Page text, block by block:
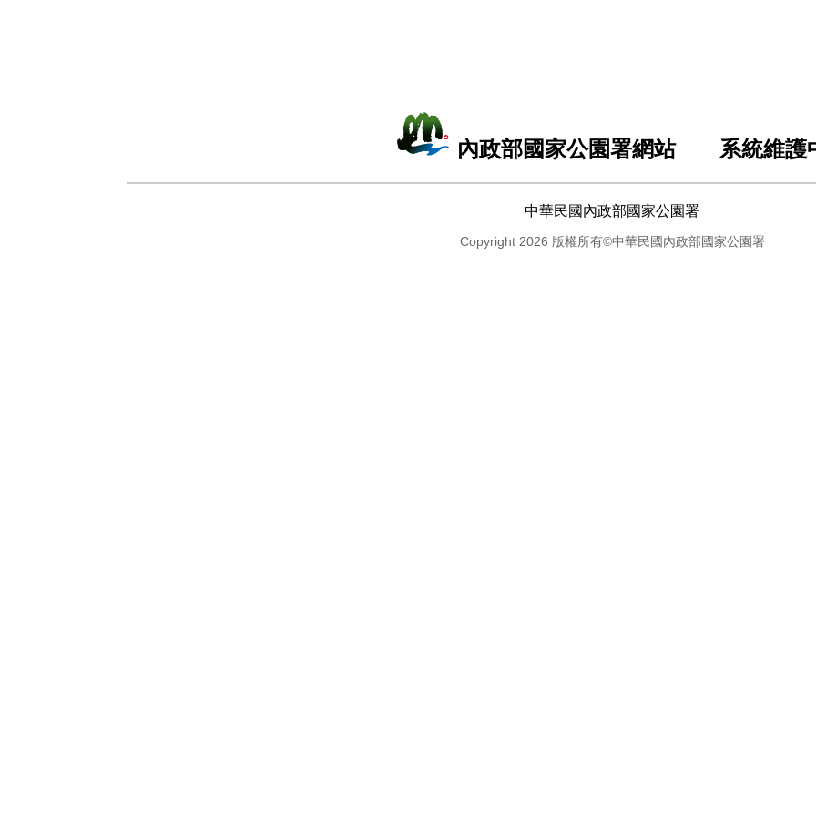
內政部國家公園署網站 系統維護
中華民國內政部國家公園署
Copyright 2026 版權所有©中華民國內政部國家公園署